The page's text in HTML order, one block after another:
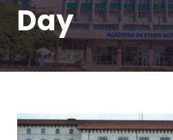
Day